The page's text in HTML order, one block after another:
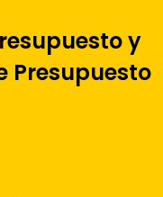
y
Presupuesto